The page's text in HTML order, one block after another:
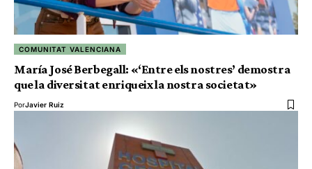
COMUNITAT VALENCIANA
María José Berbegall: «‘Entre els nostres’ demostra
que la diversitat enriqueix la nostra societat»
PorJavier Ruiz